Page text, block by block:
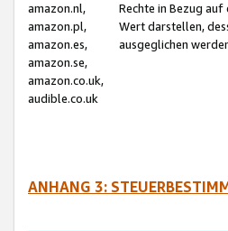
amazon.nl,
amazon.pl,
amazon.es,
amazon.se,
amazon.co.uk,
audible.co.uk
Rechte in Bezug
Wert darstellen,
ausgeglichen
ANHANG 3: